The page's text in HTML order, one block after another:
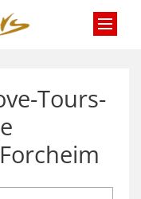
Tours-